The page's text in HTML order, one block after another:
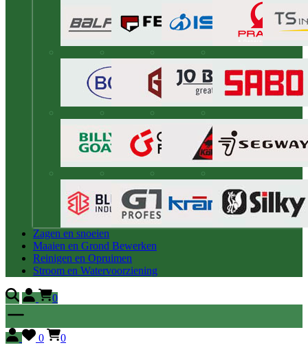
Zagen en snoeien
Maaien en Grond Bewerken
Reinigen en Opruimen
Stroom en Watervoorziening
0
0
0